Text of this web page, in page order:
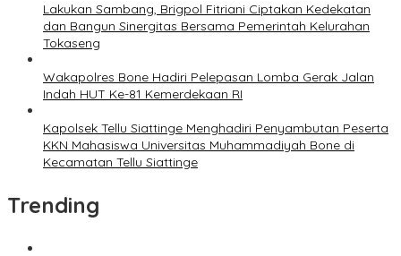
Lakukan Sambang, Brigpol Fitriani Ciptakan Kedekatan
dan Bangun Sinergitas Bersama Pemerintah Kelurahan
Tokaseng
Wakapolres Bone Hadiri Pelepasan Lomba Gerak Jalan
Indah HUT Ke-81 Kemerdekaan RI
Kapolsek Tellu Siattinge Menghadiri Penyambutan Peserta
KKN Mahasiswa Universitas Muhammadiyah Bone di
Kecamatan Tellu Siattinge
Trending